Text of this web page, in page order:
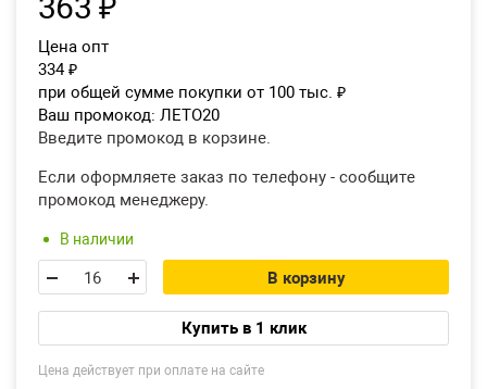
₽
Цена опт
334 ₽
при общей сумме покупки от 100 тыс. ₽
Ваш промокод: ЛЕТО20
Введите промокод в корзине.
Если оформляете заказ по телефону - сообщите
промокод менеджеру.
В наличии
В корзину
Купить в 1 клик
Цена действует при оплате на сайте